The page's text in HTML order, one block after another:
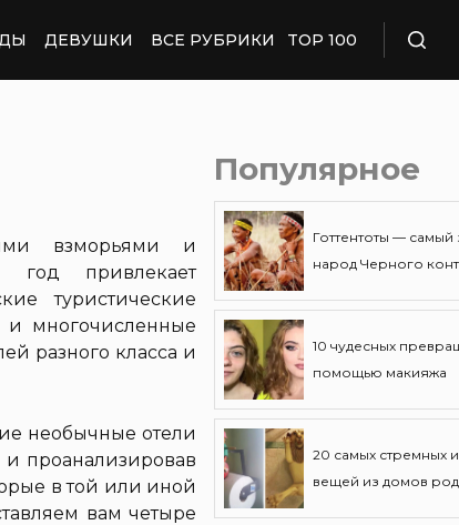
ДЕВУШКИ ВСЕ РУБРИКИ TOP 100
взморьями и
год привлекает
туристические
многочисленные
разного класса и
необычные отели
проанализировав
в той или иной
вам четыре
Популярное
Готтентоты — самый
народ Черного
10 чудесных
помощью макияжа
20 самых стремных
вещей из домов